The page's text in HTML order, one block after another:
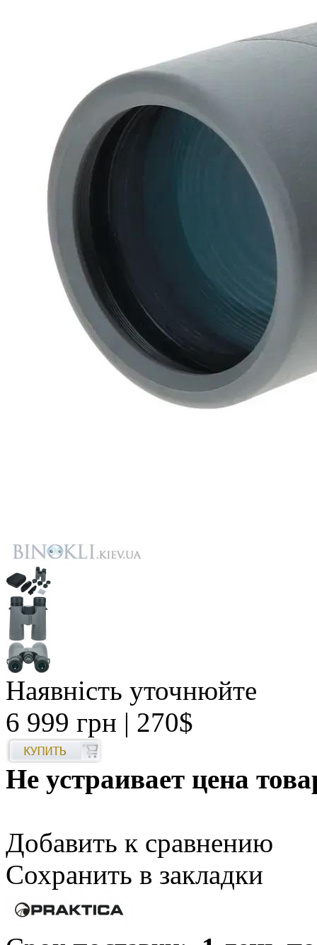
Наявність уточнюйте
6 999 грн | 270$
Не устраивает цена
Добавить к сравнению
Сохранить в закладки